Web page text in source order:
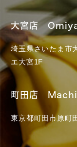
大宮店
埼玉県さいたま
エ大宮1F
町田店
東京都町田市原